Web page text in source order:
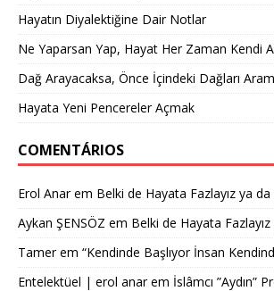
Hayatın Diyalektiğine Dair Notlar
Ne Yaparsan Yap, Hayat Her Zaman Kendi
Dağ Arayacaksa, Önce İçindeki Dağları
Hayata Yeni Pencereler Açmak
COMENTÁRIOS
Erol Anarem Belki de Hayata Fazlayız ya da
Aykan ŞENSÖZ em Belki de Hayata
Tamerem “Kendinde Başlıyor İnsan
Entelektüel | erol anarem İslâmcı ”Aydın”